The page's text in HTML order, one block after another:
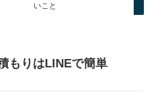
いこと
もりはLINEで簡単